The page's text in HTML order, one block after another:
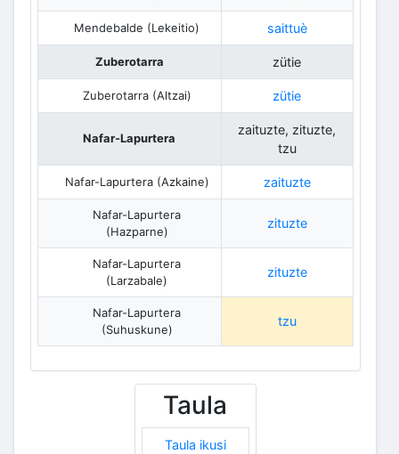
Mendebalde (Lekeitio) saittuè
Zuberotarra zütie
Zuberotarra (Altzai) zütie
Nafar-Lapurtera
zaituzte, zituzte,
tzu
Nafar-Lapurtera (Azkaine) zaituzte
Nafar-Lapurtera
(Hazparne)
zituzte
Nafar-Lapurtera
(Larzabale)
zituzte
Nafar-Lapurtera
(Suhuskune)
tzu
Taula
Taula ikusi